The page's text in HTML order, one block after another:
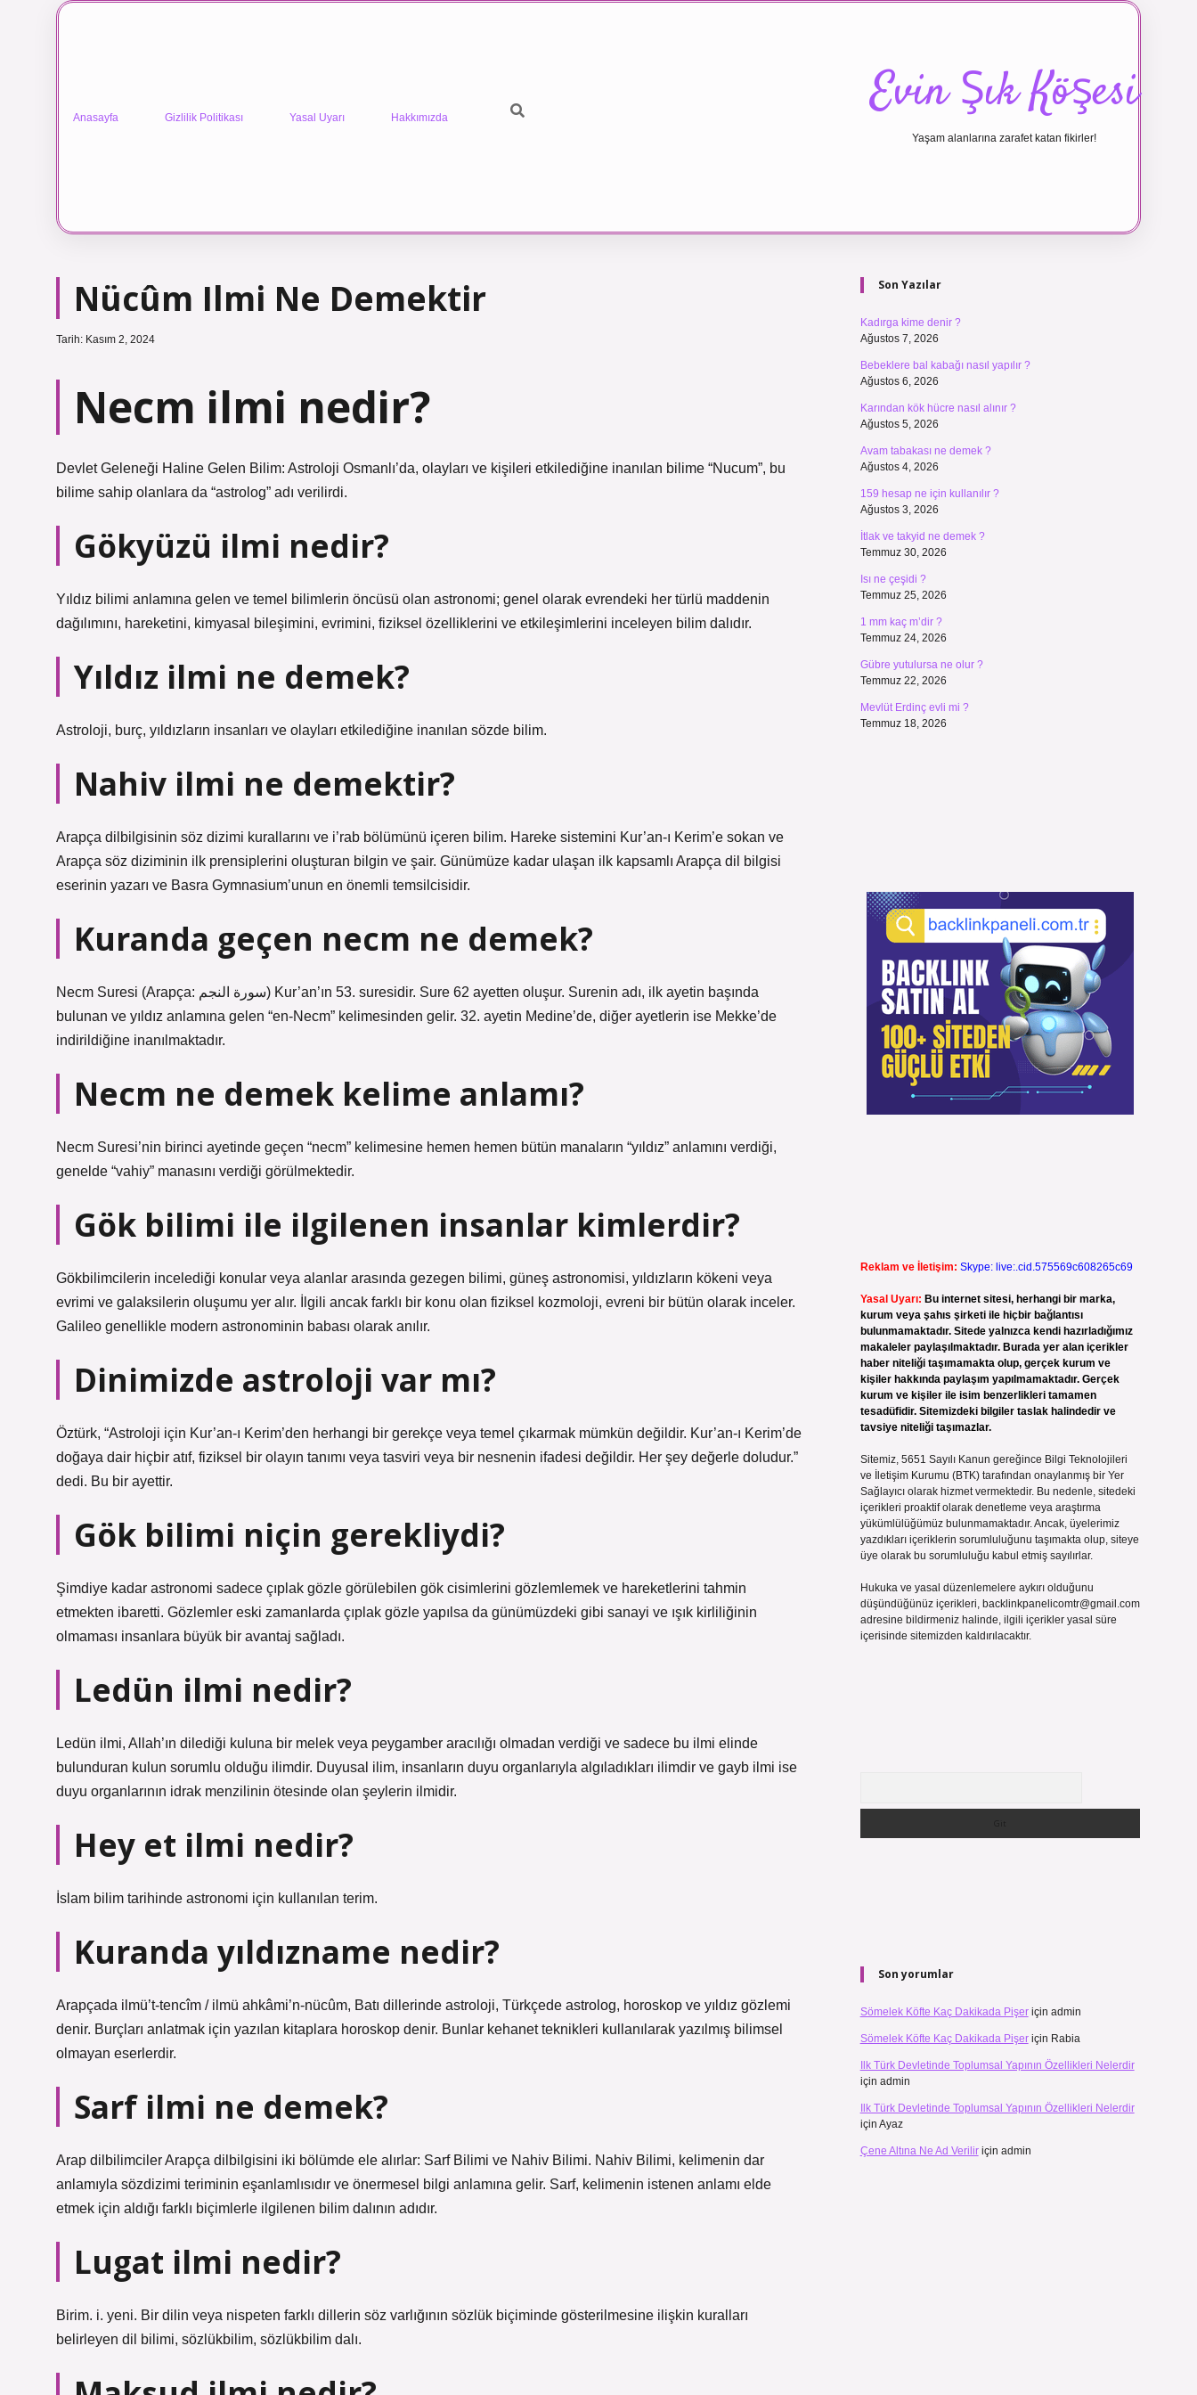
Anasayfa Gizlilik Politikası Yasal Uyarı Hakkımızda Evin Şık Köşesi
Yaşam alanlarına zarafet katan fikirler!
Nücûm Ilmi Ne Demektir
Tarih: Kasım 2, 2024
Necm ilmi nedir?
Devlet Geleneği Haline Gelen Bilim: Astroloji Osmanlı’da, olayları ve kişileri etkilediğine inanılan bilime “Nucum”, bu
bilime sahip olanlara da “astrolog” adı verilirdi.
Gökyüzü ilmi nedir?
Yıldız bilimi anlamına gelen ve temel bilimlerin öncüsü olan astronomi; genel olarak evrendeki her türlü maddenin
dağılımını, hareketini, kimyasal bileşimini, evrimini, fiziksel özelliklerini ve etkileşimlerini inceleyen bilim dalıdır.
Yıldız ilmi ne demek?
Astroloji, burç, yıldızların insanları ve olayları etkilediğine inanılan sözde bilim.
Nahiv ilmi ne demektir?
Arapça dilbilgisinin söz dizimi kurallarını ve i’rab bölümünü içeren bilim. Hareke sistemini Kur’an-ı Kerim’e sokan ve
Arapça söz diziminin ilk prensiplerini oluşturan bilgin ve şair. Günümüze kadar ulaşan ilk kapsamlı Arapça dil bilgisi
eserinin yazarı ve Basra Gymnasium’unun en önemli temsilcisidir.
Kuranda geçen necm ne demek?
Necm Suresi (Arapça: سورة النجم) Kur’an’ın 53. suresidir. Sure 62 ayetten oluşur. Surenin adı, ilk ayetin başında
bulunan ve yıldız anlamına gelen “en-Necm” kelimesinden gelir. 32. ayetin Medine’de, diğer ayetlerin ise Mekke’de
indirildiğine inanılmaktadır.
Necm ne demek kelime anlamı?
Necm Suresi’nin birinci ayetinde geçen “necm” kelimesine hemen hemen bütün manaların “yıldız” anlamını verdiği,
genelde “vahiy” manasını verdiği görülmektedir.
Gök bilimi ile ilgilenen insanlar kimlerdir?
Gökbilimcilerin incelediği konular veya alanlar arasında gezegen bilimi, güneş astronomisi, yıldızların kökeni veya
evrimi ve galaksilerin oluşumu yer alır. İlgili ancak farklı bir konu olan fiziksel kozmoloji, evreni bir bütün olarak inceler.
Galileo genellikle modern astronominin babası olarak anılır.
Dinimizde astroloji var mı?
Öztürk, “Astroloji için Kur’an-ı Kerim’den herhangi bir gerekçe veya temel çıkarmak mümkün değildir. Kur’an-ı Kerim’de
doğaya dair hiçbir atıf, fiziksel bir olayın tanımı veya tasviri veya bir nesnenin ifadesi değildir. Her şey değerle doludur.”
dedi. Bu bir ayettir.
Gök bilimi niçin gerekliydi?
Şimdiye kadar astronomi sadece çıplak gözle görülebilen gök cisimlerini gözlemlemek ve hareketlerini tahmin
etmekten ibaretti. Gözlemler eski zamanlarda çıplak gözle yapılsa da günümüzdeki gibi sanayi ve ışık kirliliğinin
olmaması insanlara büyük bir avantaj sağladı.
Ledün ilmi nedir?
Ledün ilmi, Allah’ın dilediği kuluna bir melek veya peygamber aracılığı olmadan verdiği ve sadece bu ilmi elinde
bulunduran kulun sorumlu olduğu ilimdir. Duyusal ilim, insanların duyu organlarıyla algıladıkları ilimdir ve gayb ilmi ise
duyu organlarının idrak menzilinin ötesinde olan şeylerin ilmidir.
Hey et ilmi nedir?
İslam bilim tarihinde astronomi için kullanılan terim.
Kuranda yıldızname nedir?
Arapçada ilmü’t-tencîm / ilmü ahkâmi’n-nücûm, Batı dillerinde astroloji, Türkçede astrolog, horoskop ve yıldız gözlemi
denir. Burçları anlatmak için yazılan kitaplara horoskop denir. Bunlar kehanet teknikleri kullanılarak yazılmış bilimsel
olmayan eserlerdir.
Sarf ilmi ne demek?
Arap dilbilimciler Arapça dilbilgisini iki bölümde ele alırlar: Sarf Bilimi ve Nahiv Bilimi. Nahiv Bilimi, kelimenin dar
anlamıyla sözdizimi teriminin eşanlamlısıdır ve önermesel bilgi anlamına gelir. Sarf, kelimenin istenen anlamı elde
etmek için aldığı farklı biçimlerle ilgilenen bilim dalının adıdır.
Lugat ilmi nedir?
Birim. i. yeni. Bir dilin veya nispeten farklı dillerin söz varlığının sözlük biçiminde gösterilmesine ilişkin kuralları
belirleyen dil bilimi, sözlükbilim, sözlükbilim dalı.
Sidebar
Son Yazılar
Kadırga kime denir ?
Ağustos 7, 2026
Bebeklere bal kabağı nasıl yapılır ?
Ağustos 6, 2026
Karından kök hücre nasıl alınır ?
Ağustos 5, 2026
Avam tabakası ne demek ?
Ağustos 4, 2026
159 hesap ne için kullanılır ?
Ağustos 3, 2026
İtlak ve takyid ne demek ?
Temmuz 30, 2026
Isı ne çeşidi ?
Temmuz 25, 2026
1 mm kaç m’dir ?
Temmuz 24, 2026
Gübre yutulursa ne olur ?
Temmuz 22, 2026
Mevlüt Erdinç evli mi ?
Temmuz 18, 2026
Reklam ve İletişim: Skype: live:.cid.575569c608265c69
Yasal Uyarı: Bu internet sitesi, herhangi bir marka,
kurum veya şahıs şirketi ile hiçbir bağlantısı
bulunmamaktadır. Sitede yalnızca kendi hazırladığımız
makaleler paylaşılmaktadır. Burada yer alan içerikler
haber niteliği taşımamakta olup, gerçek kurum ve
kişiler hakkında paylaşım yapılmamaktadır. Gerçek
kurum ve kişiler ile isim benzerlikleri tamamen
tesadüfidir. Sitemizdeki bilgiler taslak halindedir ve
tavsiye niteliği taşımazlar.
Sitemiz, 5651 Sayılı Kanun gereğince Bilgi Teknolojileri
ve İletişim Kurumu (BTK) tarafından onaylanmış bir Yer
Sağlayıcı olarak hizmet vermektedir. Bu nedenle, sitedeki
içerikleri proaktif olarak denetleme veya araştırma
yükümlülüğümüz bulunmamaktadır. Ancak, üyelerimiz
yazdıkları içeriklerin sorumluluğunu taşımakta olup, siteye
üye olarak bu sorumluluğu kabul etmiş sayılırlar.
Hukuka ve yasal düzenlemelere aykırı olduğunu
düşündüğünüz içerikleri, backlinkpanelicomtr@gmail.com
adresine bildirmeniz halinde, ilgili içerikler yasal süre
içerisinde sitemizden kaldırılacaktır.
Son yorumlar
Sömelek Köfte Kaç Dakikada Pişeriçin admin
Sömelek Köfte Kaç Dakikada Pişeriçin Rabia
Ilk Türk Devletinde Toplumsal Yapının Özellikleri Nelerdir
için admin
Ilk Türk Devletinde Toplumsal Yapının Özellikleri Nelerdir
için Ayaz
Çene Altına Ne Ad Veriliriçin admin